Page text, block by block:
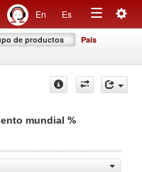
En Es
Toggle
de productos País
mundial %